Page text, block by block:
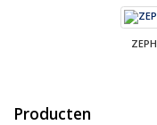
Producten